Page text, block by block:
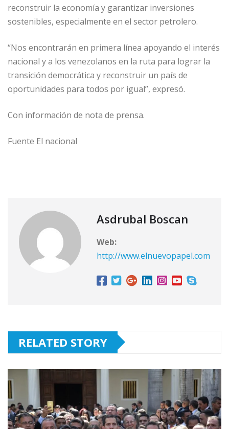
reconstruir la economía y garantizar inversiones
sostenibles, especialmente en el sector petrolero.
“Nos encontrarán en primera línea apoyando el interés
nacional y a los venezolanos en la ruta para lograr la
transición democrática y reconstruir un país de
oportunidades para todos por igual”, expresó.
Con información de nota de prensa.
Fuente El nacional
Asdrubal Boscan
Web:
http://www.elnuevopapel.com
RELATED STORY